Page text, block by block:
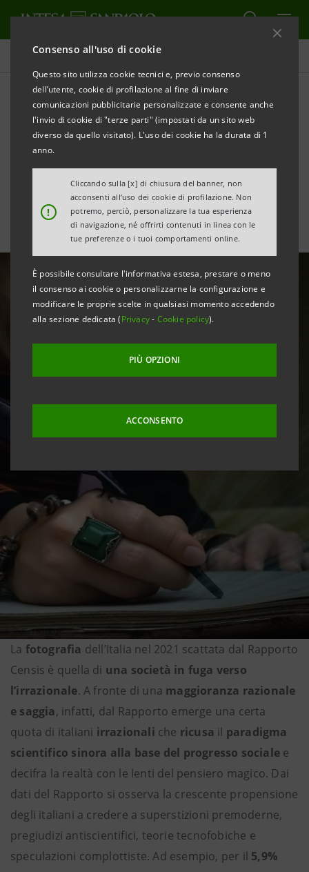
Consenso all'uso di cookie
Questo sito utilizza cookie tecnici e, previo consenso
dell’utente, cookie di profilazione al fine di inviare
comunicazioni pubblicitarie personalizzate e consente anche
l'invio di cookie di "terze parti" (impostati da un sito web
diverso da quello visitato). L'uso dei cookie ha la durata di 1
anno.
!
Cliccando sulla [x] di chiusura del banner, non
acconsenti all’uso dei cookie di profilazione. Non
potremo, perciò, personalizzare la tua esperienza
di navigazione, né offrirti contenuti in linea con le
tue preferenze o i tuoi comportamenti online.
È possibile consultare l'informativa estesa, prestare o meno
il consenso ai cookie o personalizzarne la configurazione e
modificare le proprie scelte in qualsiasi momento accedendo
alla sezione dedicata (Privacy- Cookie policy).
PIÙ OPZIONI
ACCONSENTO
Ricerche Comportamentali
La società irrazionale
riscopre il valore della
solidarietà
La fotografia dell’Italia nel 2021 scattata dal Rapporto
Censis è quella di una società in fuga verso
l’irrazionale. A fronte di una maggioranza razionale
e saggia, infatti, dal Rapporto emerge una certa
quota di italiani irrazionali che ricusa il paradigma
scientifico sinora alla base del progresso sociale e
decifra la realtà con le lenti del pensiero magico. Dai
dati del Rapporto si osserva la crescente propensione
degli italiani a credere a superstizioni premoderne,
pregiudizi antiscientifici, teorie tecnofobiche e
speculazioni complottiste. Ad esempio, per il 5,9%